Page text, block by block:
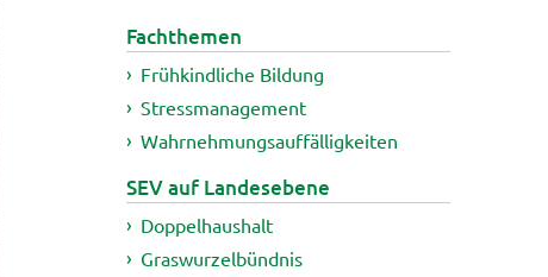
Fachthemen
Frühkindliche Bildung
Stressmanagement
Wahrnehmungsauffälligkeiten
SEV auf Landesebene
Doppelhaushalt
Graswurzelbündnis